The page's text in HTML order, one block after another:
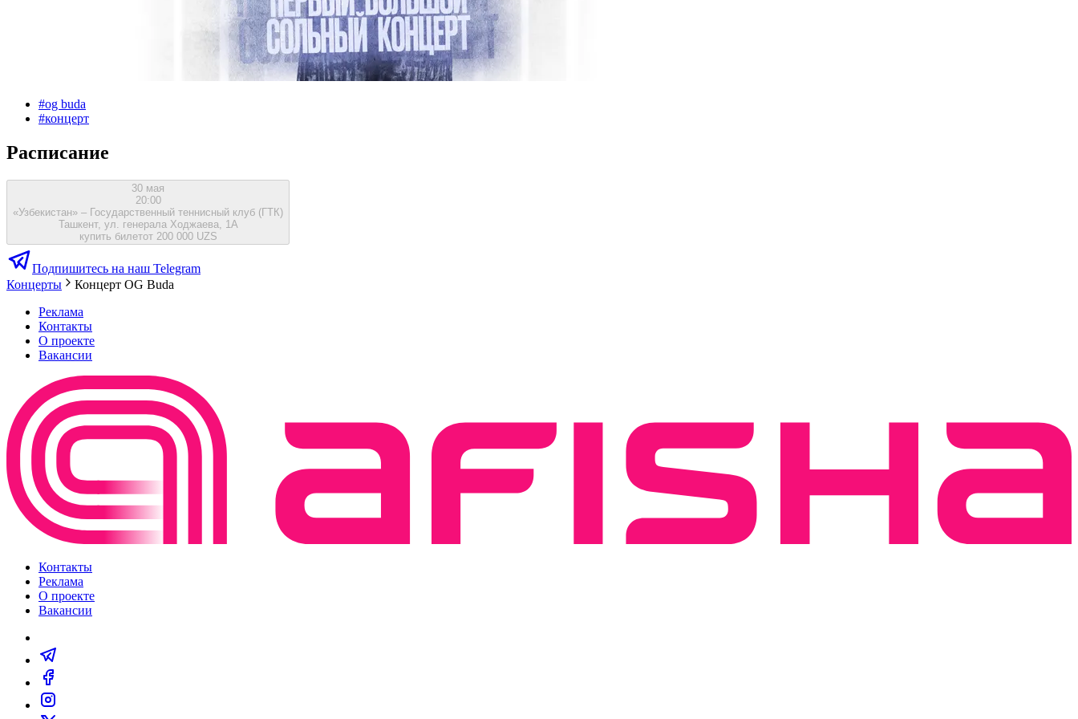
#og buda
#концерт
Расписание
30 мая
20:00
«Узбекистан» – Государственный теннисный клуб (ГТК)
Ташкент, ул. генерала Ходжаева, 1А
купить билетот 200 000 UZS
Подпишитесь на наш Telegram
Концерты
Концерт OG Buda
Реклама
Контакты
О проекте
Вакансии
Контакты
Реклама
О проекте
Вакансии